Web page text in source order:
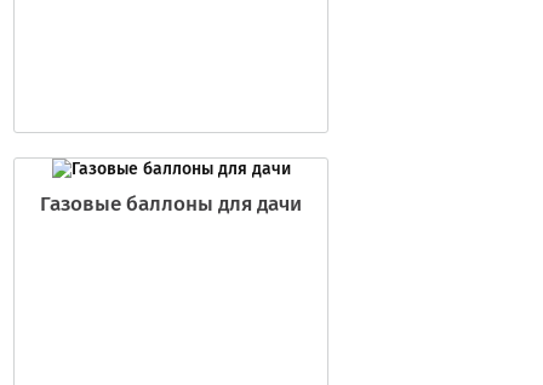
Газовые баллоны для дачи